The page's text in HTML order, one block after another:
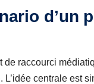
d’un
de raccourci
L’idée centrale est